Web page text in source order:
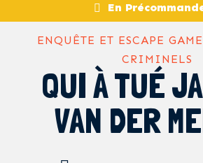
En
ENQUÊTE ET ESCAPE
CRIMINELS
QUI À TUÉ
VAN DER